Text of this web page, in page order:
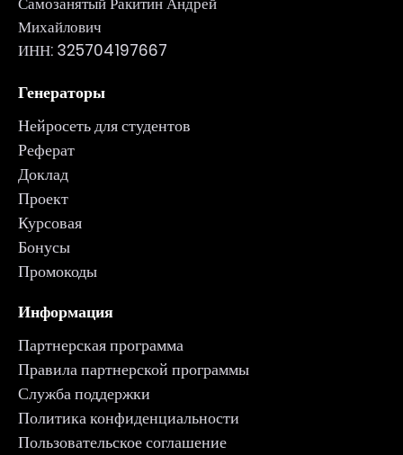
Михайлович
ИНН: 325704197667
Генераторы
Нейросеть для студентов
Реферат
Доклад
Проект
Курсовая
Бонусы
Промокоды
Информация
Партнерская программа
Правила партнерской программы
Служба поддержки
Политика конфиденциальности
Пользовательское соглашение